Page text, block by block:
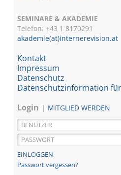
SEMINARE & AKADEMIE
Telefon: +43 18170291
akademie(at)internerevision.at
Kontakt
Impressum
Datenschutz
Datenschutzinformation
Login
MITGLIED WERDEN
Passwort vergessen?